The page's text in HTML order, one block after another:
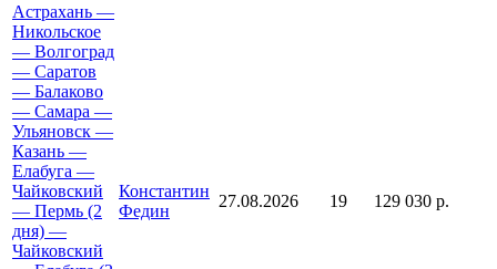
Астрахань —
Никольское
— Волгоград
— Саратов
— Балаково
— Самара —
Ульяновск —
Казань —
Елабуга —
Чайковский
— Пермь (2
дня) —
Чайковский
Константин
Федин
27.08.2026 19 129 030 р.